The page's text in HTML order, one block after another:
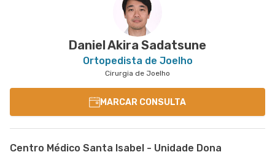
Rua Tiradentes nr. 149 - Vila Dora, Santo Andre -
Daniel Akira Sadatsune
Ortopedista de Joelho
Cirurgia de Joelho
MARCAR CONSULTA
Centro Médico Santa Isabel - Unidade Dona